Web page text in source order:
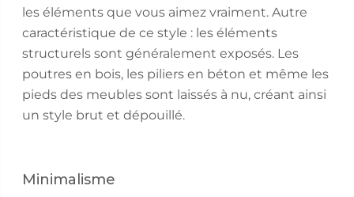
les éléments que vous aimez vraiment. Autre
caractéristique de ce style : les éléments
structurels sont généralement exposés. Les
poutres en bois, les piliers en béton et même les
pieds des meubles sont laissés à nu, créant ainsi
un style brut et dépouillé.
Minimalisme